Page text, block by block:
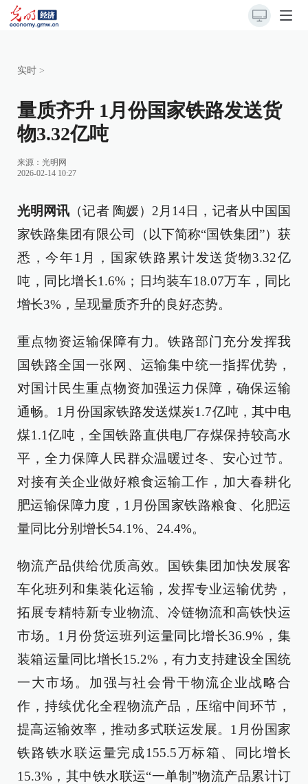
实时 >
量质齐升 1月份国家铁路发送货
物3.32亿吨
来源： 光明网
2026-02-14 10:27
光明网讯 （记者 陶媛）2月14日，记者从中国国
家铁路集团有限公司（以下简称“国铁集团”）获
悉，今年1月，国家铁路累计发送货物3.32亿
吨，同比增长1.6%；日均装车18.07万车，同比
增长3%，呈现量质齐升的良好态势。
重点物资运输保障有力。铁路部门充分发挥我
国铁路全国一张网、运输集中统一指挥优势，
对国计民生重点物资加强运力保障，确保运输
通畅。1月份国家铁路发送煤炭1.7亿吨，其中电
煤1.1亿吨，全国铁路直供电厂存煤保持较高水
平，全力保障人民群众温暖过冬、安心过节。
对接有关企业做好粮食运输工作，加大春耕化
肥运输保障力度，1月份国家铁路粮食、化肥运
量同比分别增长54.1%、24.4%。
物流产品供给优质高效。国铁集团加快发展客
车化班列和集装化运输，发挥专业运输优势，
拓展专精特新专业物流、冷链物流和高铁快运
市场。1月份货运班列运量同比增长36.9%，集
装箱运量同比增长15.2%，有力支持建设全国统
一大市场。加强与社会骨干物流企业战略合
作，持续优化全程物流产品，压缩中间环节，
提高运输效率，推动多式联运发展。1月份国家
铁路铁水联运量完成155.5万标箱、同比增长
15.3%，其中铁水联运“一单制”物流产品累计订